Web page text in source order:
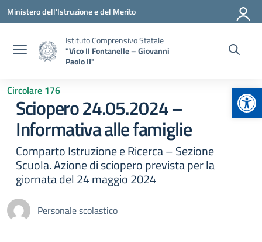
Vai ai contenuti
Vai al menu di navigazione
Vai al footer
Ministero dell'Istruzione e del Merito
Istituto Comprensivo Statale
"Vico II Fontanelle – Giovanni
Paolo II"
Circolare 176
Sciopero 24.05.2024 –
Informativa alle famiglie
Comparto Istruzione e Ricerca – Sezione
Scuola. Azione di sciopero prevista per la
giornata del 24 maggio 2024
Personale scolastico